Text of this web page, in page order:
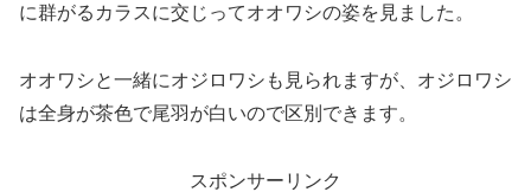
に群がるカラスに交じってオオワシの姿を見ました。
オオワシと一緒にオジロワシも見られますが、オジロワシ
は全身が茶色で尾羽が白いので区別できます。
スポンサーリンク